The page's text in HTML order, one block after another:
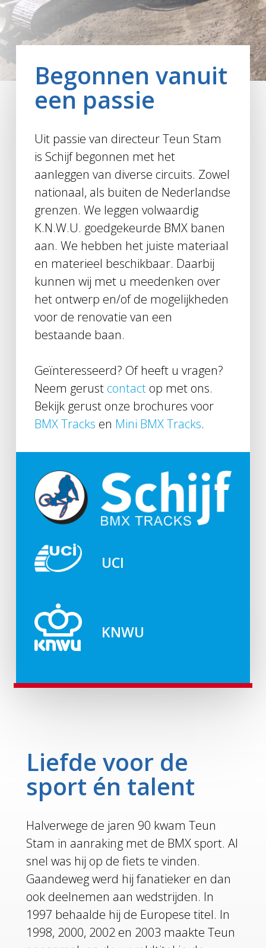
Begonnen vanuit
een passie
Uit passie van directeur Teun Stam
is Schijf begonnen met het
aanleggen van diverse circuits. Zowel
nationaal, als buiten de Nederlandse
grenzen. We leggen volwaardig
K.N.W.U. goedgekeurde BMX banen
aan. We hebben het juiste materiaal
en materieel beschikbaar. Daarbij
kunnen wij met u meedenken over
het ontwerp en/of de mogelijkheden
voor de renovatie van een
bestaande baan.
Geïnteresseerd? Of heeft u vragen?
Neem gerust contact op met ons.
Bekijk gerust onze brochures voor
BMX Tracks en Mini BMX Tracks.
UCI
KNWU
Liefde voor de
sport én talent
Halverwege de jaren 90 kwam Teun
Stam in aanraking met de BMX sport. Al
snel was hij op de fiets te vinden.
Gaandeweg werd hij fanatieker en dan
ook deelnemen aan wedstrijden. In
1997 behaalde hij de Europese titel. In
1998, 2000, 2002 en 2003 maakte Teun